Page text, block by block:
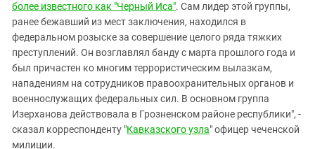
более известного как "Черный Иса". Сам лидер этой группы,
ранее бежавший из мест заключения, находился в
федеральном розыске за совершение целого ряда тяжких
преступлений. Он возглавлял банду с марта прошлого года и
был причастен ко многим террористическим вылазкам,
нападениям на сотрудников правоохранительных органов и
военнослужащих федеральных сил. В основном группа
Изерханова действовала в Грозненском районе республики", -
сказал корреспонденту "Кавказского узла" офицер чеченской
милиции.